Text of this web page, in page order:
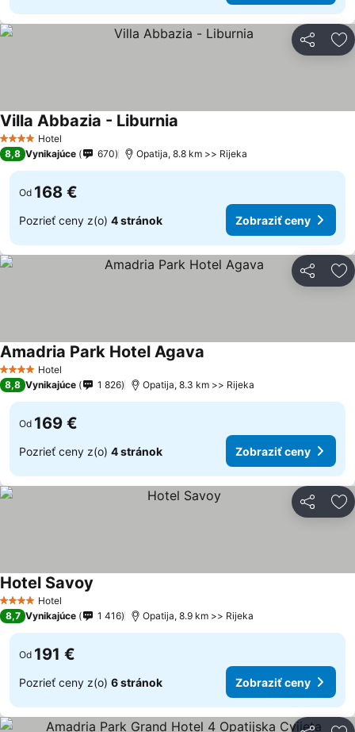
Zdieľať
4 Počet hviezdičiek
Hotel
Villa Abbazia - Liburnia
8,8 Vynikajúce 670 Opatija, 8.8 km >> Rijeka
Od 168 €
Pozrieť ceny z(o) 4 stránok Zobraziť ceny
Zdieľať
4 Počet hviezdičiek
Hotel
Amadria Park Hotel Agava
8,8 Vynikajúce 1 826 Opatija, 8.3 km >> Rijeka
Od 169 €
Pozrieť ceny z(o) 4 stránok Zobraziť ceny
Zdieľať
4 Počet hviezdičiek
Hotel
Hotel Savoy
8,7 Vynikajúce 1 416 Opatija, 8.9 km >> Rijeka
Od 191 €
Pozrieť ceny z(o) 6 stránok Zobraziť ceny